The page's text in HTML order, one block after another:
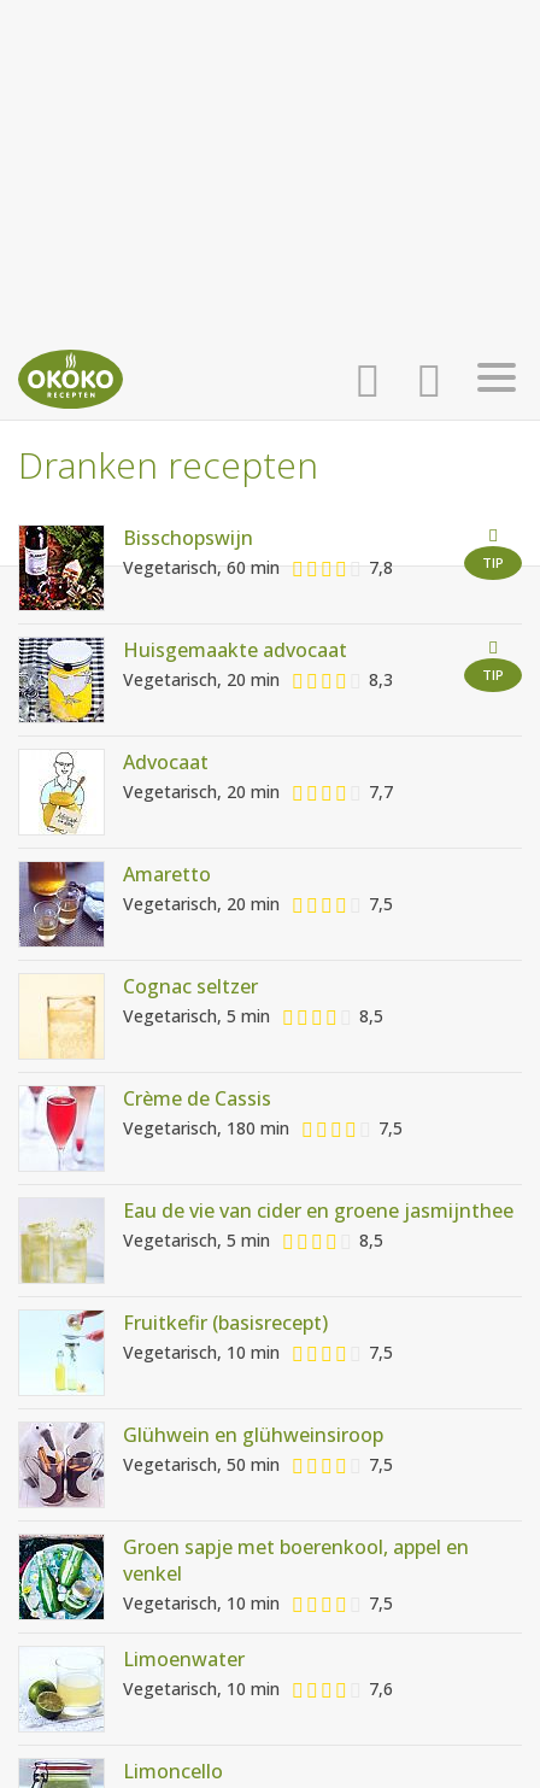
AANMELDEN
HOME
RECEPTEN
WEEKMENU'S
Dranken recepten
TIP
Bisschopswijn
Vegetarisch, 60 min 7,8
TIP
Huisgemaakte advocaat
Vegetarisch, 20 min 8,3
Advocaat
Vegetarisch, 20 min 7,7
Amaretto
Vegetarisch, 20 min 7,5
Cognac seltzer
Vegetarisch, 5 min 8,5
Crème de Cassis
Vegetarisch, 180 min 7,5
Eau de vie van cider en groene jasmijnthee
Vegetarisch, 5 min 8,5
Fruitkefir (basisrecept)
Vegetarisch, 10 min 7,5
Glühwein en glühweinsiroop
Vegetarisch, 50 min 7,5
Groen sapje met boerenkool, appel en
venkel
Vegetarisch, 10 min 7,5
Limoenwater
Vegetarisch, 10 min 7,6
Limoncello